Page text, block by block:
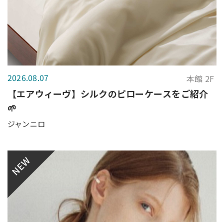
2026.08.07 本館 2F
【エアウィーヴ】シルクのピローケースをご紹介
🌱
ジャンニロ
NEW